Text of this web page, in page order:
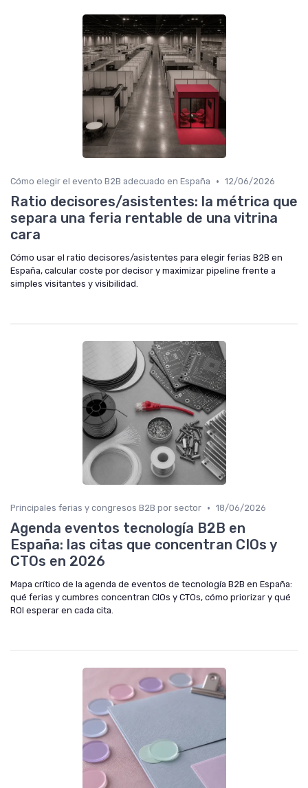
Cómo elegir el evento B2B adecuado en España • 12/06/2026
Ratio decisores/asistentes: la métrica que
separa una feria rentable de una vitrina
cara
Cómo usar el ratio decisores/asistentes para elegir ferias B2B en
España, calcular coste por decisor y maximizar pipeline frente a
simples visitantes y visibilidad.
Principales ferias y congresos B2B por sector • 18/06/2026
Agenda eventos tecnología B2B en
España: las citas que concentran CIOs y
CTOs en 2026
Mapa crítico de la agenda de eventos de tecnología B2B en España:
qué ferias y cumbres concentran CIOs y CTOs, cómo priorizar y qué
ROI esperar en cada cita.